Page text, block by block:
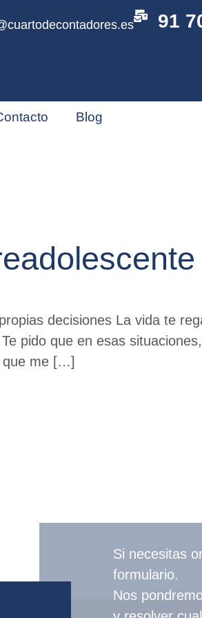
91
Blog
decisiones La vida te
pido que en esas
que me […]
Si necesitas
formulario.
Nos